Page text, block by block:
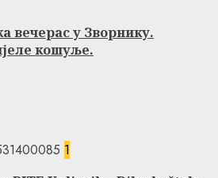
вечерас у Зворнику.
кошуље.
1